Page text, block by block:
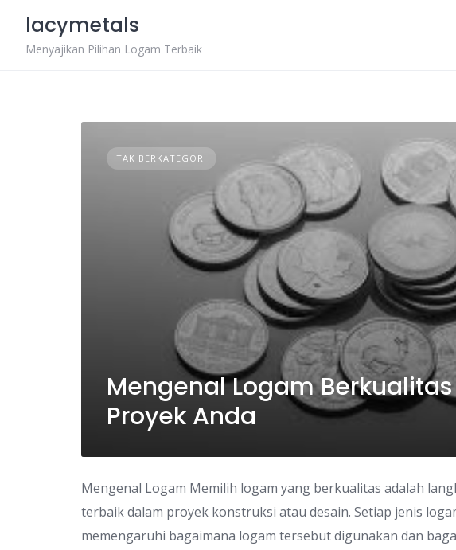
content
lacymetals
Menyajikan Pilihan Logam Terbaik
TAK BERKATEGORI
Mengenal Logam
Proyek Anda
Mengenal Logam Memilih logam yang berkualitas adalah
terbaik dalam proyek konstruksi atau desain. Setiap jenis
memengaruhi bagaimana logam tersebut digunakan dan